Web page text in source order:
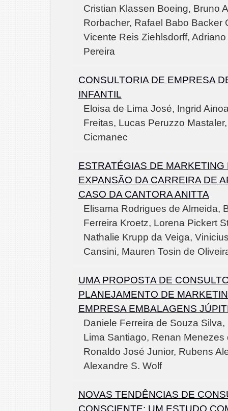
Cristian Klassen Boeing, Bruno
Rorbacher, Rafael Babo Backer
Vicente Reis Ziehlsdorff, Adriano
Pereira
CONSULTORIA DE EMPRESA
INFANTIL
Eloisa de Lima José, Ingrid
Freitas, Lucas Peruzzo
Cicmanec
ESTRATÉGIAS DE MARKETING
EXPANSÃO DA CARREIRA DE
CASO DA CANTORA ANITTA
Elisama Rodrigues de Almeida,
Ferreira Kroetz, Lorena Pickert
Nathalie Krupp da Veiga,
Cansini, Mauren Tosin de
UMA PROPOSTA DE
PLANEJAMENTO DE
EMPRESA EMBALAGENS
Daniele Ferreira de Souza Silva,
Lima Santiago, Renan Menezes
Ronaldo José Junior, Rubens
Alexandre S. Wolf
NOVAS TENDÊNCIAS DE
CONSCIENTE: UM ESTUDO